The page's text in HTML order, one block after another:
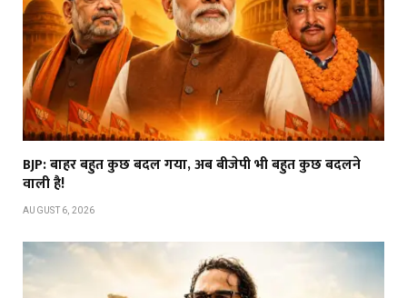
BJP: बाहर बहुत कुछ बदल गया, अब बीजेपी भी बहुत कुछ बदलने
वाली है!
AUGUST 6, 2026